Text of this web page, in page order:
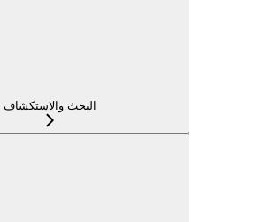
البحث والاستكشاف